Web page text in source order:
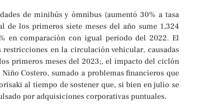
de minibús y ómnibus (aumentó 30% a tasa
de los primeros siete meses del año sume 1,324
en comparación con igual periodo del 2022. El
en la circulación vehicular, causadas
primeros meses del 2023;, el impacto del ciclón
Costero, sumado a problemas financieros que
al tiempo de sostener que, si bien en julio se
por adquisiciones corporativas puntuales.